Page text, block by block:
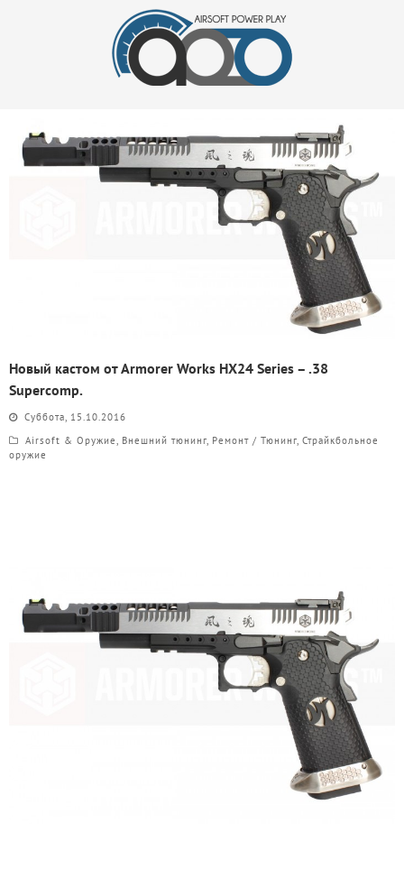
Новый кастом от Armorer Works HX24 Series – .38
Supercomp.
Суббота, 15.10.2016
Airsoft & Оружие
Внешний тюнинг Ремонт / Тюнинг Страйкбольное
оружие